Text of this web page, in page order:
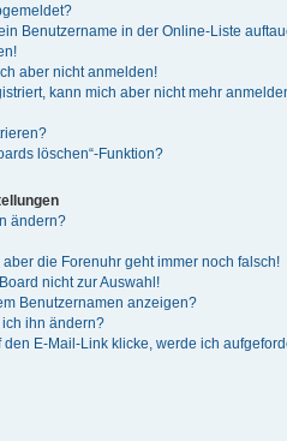
Benutzername in der Online-Liste
aber nicht anmelden!
kann mich aber nicht mehr
löschen“-Funktion?
ändern?
die Forenuhr geht immer noch falsch!
nicht zur Auswahl!
Benutzernamen anzeigen?
ihn ändern?
E-Mail-Link klicke, werde ich